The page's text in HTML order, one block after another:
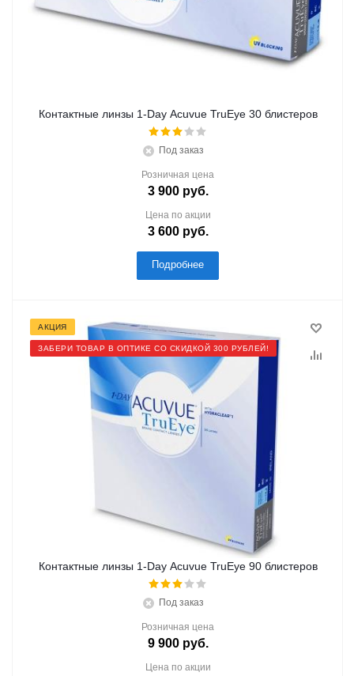
Контактные линзы 1-Day Acuvue TruEye 30 блистеров
Под заказ
Розничная цена
3 900руб.
Цена по акции
3 600руб.
Подробнее
АКЦИЯ
ЗАБЕРИ ТОВАР В ОПТИКЕ СО СКИДКОЙ 300 РУБЛЕЙ!
Контактные линзы 1-Day Acuvue TruEye 90 блистеров
Под заказ
Розничная цена
9 900руб.
Цена по акции